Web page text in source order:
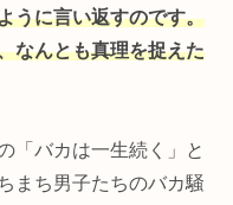
うに言い返すのです。
なんとも真理を捉えた
「バカは一生続く」と
まち男子たちのバカ騒